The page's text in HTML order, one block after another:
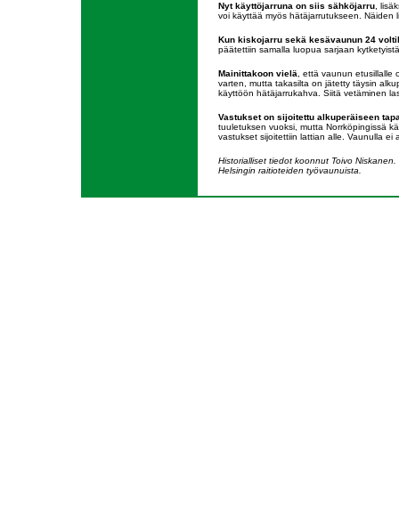
Nyt käyttöjarruna on siis sähköjarru,
voi käyttää myös hätäjarrutukseen. Näiden
Kun kiskojarru sekä kesävaunun 24
päätettiin samalla luopua sarjaan
Mainittakoon vielä , että vaunun etusillalle
varten, mutta takasilta on jätetty täysin
käyttöön hätäjarrukahva. Siitä vetäminen
Vastukset on sijoitettu alkuperäiseen
tuuletuksen vuoksi, mutta Norrköpingissä
vastukset sijoitettiin lattian alle. Vaunulla ei
Historialliset tiedot koonnut Toivo
Helsingin raitioteiden työvaunuista.